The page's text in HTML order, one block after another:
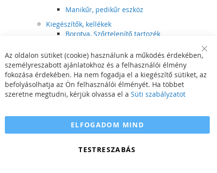
Manikűr, pedikűr eszköz
Kiegészítők, kellékek
Borotva, Szőrtelenítő tartozék
Illóolaj
Szépségápolási kellék
Hajvágó tartozék
Egészségápolási kellék
Hajvágó kiegészítő
Szórakoztató elektronika
Bar
Az oldalon sütiket (cookie) használunk a működés érdekében,
személyreszabott ajánlatokhoz és a felhasználói élmény
fokozása érdekében. Ha nem fogadja el a kiegészítő sütiket, az
befolyásolhatja az Ön felhasználói élményét. Ha többet
szeretne megtudni, kérjük olvassa el a Süti szabályzatot
ELFOGADOM MIND
TESTRESZABÁS